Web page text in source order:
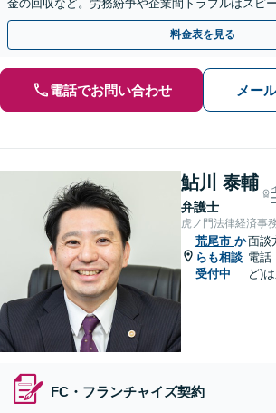
金の回収など。労務紛争や企業間トラブルはスピ
ジネスを発展させるために全力でサポートします
料金表を見る
電話でお問い合わせ メー
鮎川 泰輔
弁護士
虎ノ門法律経済事
荒尾市 か
らも相談
受付中
面談
電話
ど)
FC・フランチャイズ契約